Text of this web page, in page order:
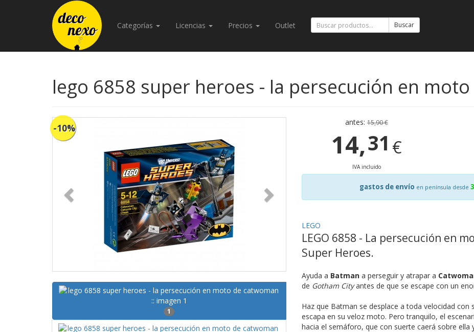
Categorías Licencias Precios Outlet Buscar
lego 6858 super heroes - la persecución en
-10%
1
antes:15,90 €
14,31 €
IVA incluido
gastos de envío en península desde
LEGO
LEGO 6858 - La persecución en
Super Heroes.
Ayuda a Batmana perseguir y atrapar a
de Gotham Cityantes de que se escape con un
Haz que Batman se desplace a toda velocidad
escapa en su veloz moto. Pero tranquilo, el
hacia el semáforo, que con suerte caerá sobre ella